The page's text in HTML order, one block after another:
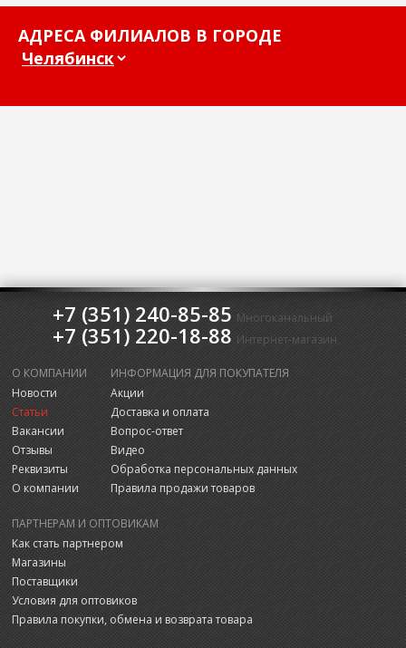
АДРЕСА ФИЛИАЛОВ В ГОРОДЕ
+7 (351) 240-85-85 Многоканальный
+7 (351) 220-18-88 Интернет-магазин
О КОМПАНИИ
Новости
Статьи
Вакансии
Отзывы
Реквизиты
О компании
ИНФОРМАЦИЯ ДЛЯ ПОКУПАТЕЛЯ
Акции
Доставка и оплата
Вопрос-ответ
Видео
Обработка персональных данных
Правила продажи товаров
ПАРТНЕРАМ И ОПТОВИКАМ
Как стать партнером
Магазины
Поставщики
Условия для оптовиков
Правила покупки, обмена и возврата товара